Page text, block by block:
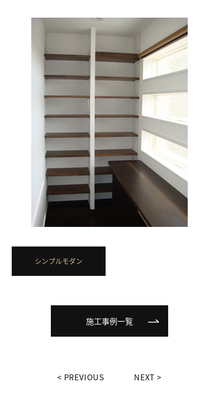
シンプルモダン
施工事例一覧
PREVIOUS NEXT